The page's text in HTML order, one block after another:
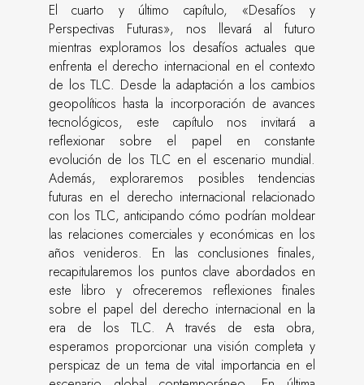
El cuarto y último capítulo, «Desafíos y
Perspectivas Futuras», nos llevará al futuro
mientras exploramos los desafíos actuales que
enfrenta el derecho internacional en el contexto
de los TLC. Desde la adaptación a los cambios
geopolíticos hasta la incorporación de avances
tecnológicos, este capítulo nos invitará a
reflexionar sobre el papel en constante
evolución de los TLC en el escenario mundial.
Además, exploraremos posibles tendencias
futuras en el derecho internacional relacionado
con los TLC, anticipando cómo podrían moldear
las relaciones comerciales y económicas en los
años venideros. En las conclusiones finales,
recapitularemos los puntos clave abordados en
este libro y ofreceremos reflexiones finales
sobre el papel del derecho internacional en la
era de los TLC. A través de esta obra,
esperamos proporcionar una visión completa y
perspicaz de un tema de vital importancia en el